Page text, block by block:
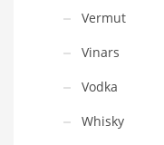
Vermut
Vinars
Vodka
Whisky